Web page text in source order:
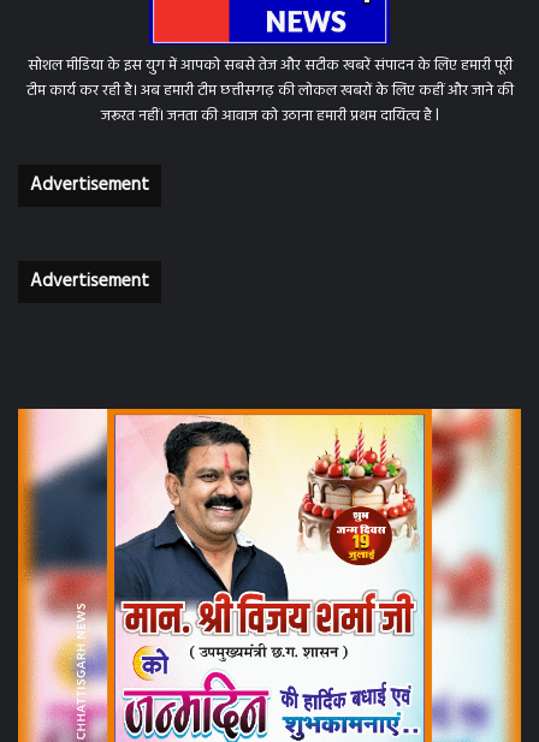
सोशल मीडिया के इस युग में आपको सबसे तेज और सटीक खबरें संपादन के लिए हमारी पूरी
टीम कार्य कर रही है। अब हमारी टीम छत्तीसगढ़ की लोकल खबरों के लिए कहीं और जाने की
जरूरत नहीं। जनता की आवाज को उठाना हमारी प्रथम दायित्व है l
Advertisement
Advertisement